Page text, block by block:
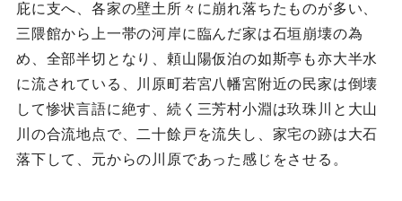
庇に支へ、各家の壁土所々に崩れ落ちたものが多い、
三隈館から上一帯の河岸に臨んだ家は石垣崩壊の為
め、全部半切となり、頼山陽仮泊の如斯亭も亦大半水
に流されている、川原町若宮八幡宮附近の民家は倒壊
して惨状言語に絶す、続く三芳村小淵は玖珠川と大山
川の合流地点で、二十餘戸を流失し、家宅の跡は大石
落下して、元からの川原であった感じをさせる。